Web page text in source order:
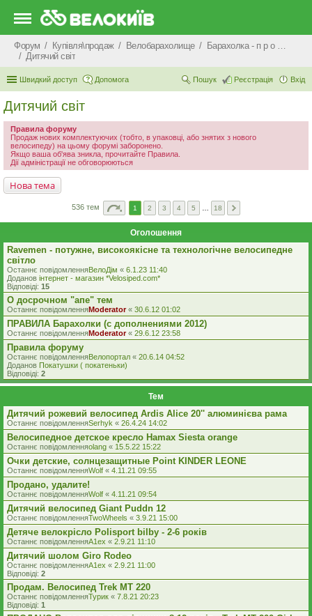
Форум Купівля\продаж Велобарахолище
Барахолка - п р о д а ж
Дитячий світ
Швидкий доступ Допомога Вхід
Реєстрація
Пошук
Дитячий світ
Правила форуму
Продаж нових комплектуючих (тобто, в упаковці, або знятих з нового
велосипеду) на цьому форумі заборонено.
Якщо ваша об'ява зникла, прочитайте Правила.
Дії адміністрації не обговорюються
Нова тема
536 тем 1 2 3 4 5 18
Оголошення
Ravemen - потужне, високоякісне та технологічне велосипедне
світло
Останнє повідомленняВелоДім « 6.1.23 11:40
Доданов iнтернет - магазин *Velosiped.com*
Відповіді: 15
О досрочном "апе" тем
Останнє повідомленняModerator« 30.6.12 01:02
ПРАВИЛА Барахолки (с дополнениями 2012)
Останнє повідомленняModerator« 29.6.12 23:58
Правила форуму
Останнє повідомленняВелопортал « 20.6.14 04:52
Доданов Покатушки ( покатеньки)
Відповіді: 2
Тем
Дитячий рожевий велосипед Ardis Alice 20'' алюминієва рама
Останнє повідомленняSerhyk « 26.4.24 14:02
Велосипедное детское кресло Hamax Siesta orange
Останнє повідомленняolang « 15.5.22 15:22
Очки детские, солнцезащитные Point KINDER LEONE
Останнє повідомленняWolf « 4.11.21 09:55
Продано, удалите!
Останнє повідомленняWolf « 4.11.21 09:54
Дитячий велосипед Giant Puddn 12
Останнє повідомленняTwoWheels « 3.9.21 15:00
Детяче велокрісло Polisport bilby - 2-6 років
Останнє повідомленняA1ex « 2.9.21 11:10
Дитячий шолом Giro Rodeo
Останнє повідомленняA1ex « 2.9.21 11:00
Відповіді: 2
Продам. Велосипед Trek MT 220
Останнє повідомленняТурик « 7.8.21 20:23
Відповіді: 1